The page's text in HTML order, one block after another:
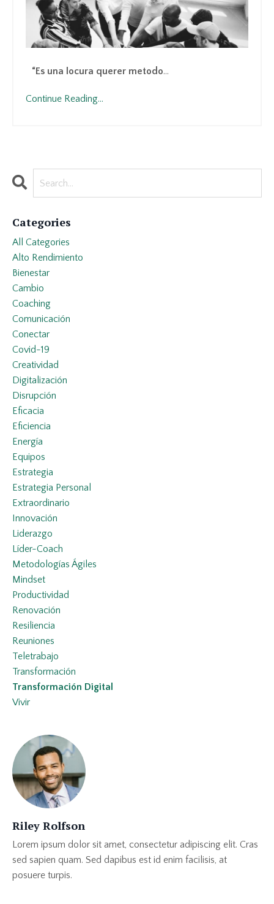
“Es una locura querer metodo...
Continue Reading...
Categories
All Categories
Alto Rendimiento
Bienestar
Cambio
Coaching
Comunicación
Conectar
Covid-19
Creatividad
Digitalización
Disrupción
Eficacia
Eficiencia
Energía
Equipos
Estrategia
Estrategia Personal
Extraordinario
Innovación
Liderazgo
Líder-Coach
Metodologías Ágiles
Mindset
Productividad
Renovación
Resiliencia
Reuniones
Teletrabajo
Transformación
Transformación Digital
Vivir
Riley Rolfson
Lorem ipsum dolor sit amet, consectetur adipiscing elit. Cras
sed sapien quam. Sed dapibus est id enim facilisis, at
posuere turpis.